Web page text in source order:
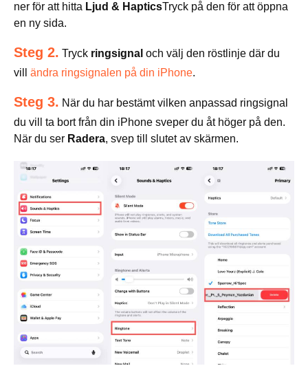
ner för att hitta Ljud & HapticsTryck på den för att öppna
en ny sida.
Steg 2. Tryck ringsignal och välj den röstlinje där du
vill ändra ringsignalen på din iPhone.
Steg 3. När du har bestämt vilken anpassad ringsignal
du vill ta bort från din iPhone sveper du åt höger på den.
När du ser Radera, svep till slutet av skärmen.